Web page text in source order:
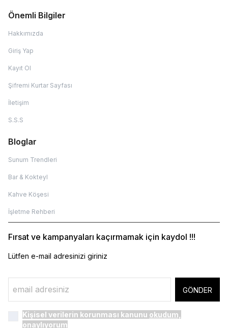
Önemli Bilgiler
Hakkımızda
Giriş Yap
Kayıt Ol
Şifremi Kurtar Sayfası
İletişim
S.S.S
Bloglar
Sunum Trendleri
Bar & Kokteyl
Kahve Köşesi
İşletme Rehberi
Fırsat ve kampanyaları kaçırmamak için kaydol !!!
Lütfen e-mail adresinizi giriniz
GÖNDER
Kişisel verilerin korunması kanunu okudum,
onaylıyorum